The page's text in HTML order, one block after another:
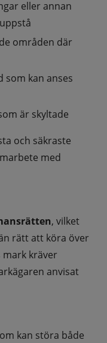
eller annan
områden där
som kan anses
är skyltade
och säkraste
med
, vilket
rätt att köra över
mark kräver
anvisat
kan störa både